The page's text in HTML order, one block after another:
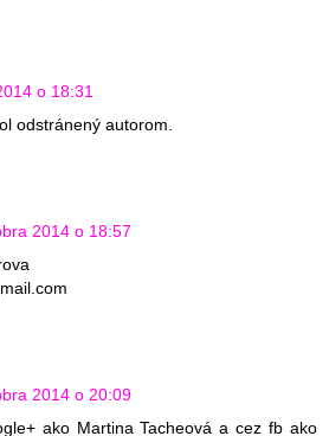
o 18:31
odstránený autorom.
2014 o 18:57
2014 o 20:09
ako Martina Tacheová a cez fb ako